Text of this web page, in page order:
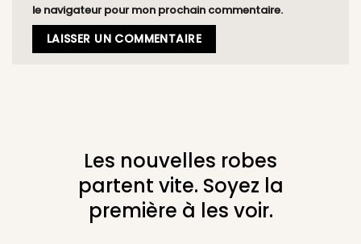
le navigateur pour mon prochain commentaire.
Les nouvelles robes
partent vite. Soyez la
première à les voir.